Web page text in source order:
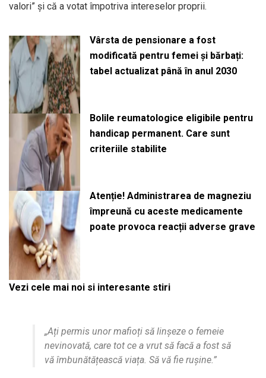
valori” și că a votat împotriva intereselor proprii.
Vârsta de pensionare a fost
modificată pentru femei și bărbați:
tabel actualizat până în anul 2030
Bolile reumatologice eligibile pentru
handicap permanent. Care sunt
criteriile stabilite
Atenție! Administrarea de magneziu
împreună cu aceste medicamente
poate provoca reacții adverse grave
Vezi cele mai noi si interesante stiri
„Ați permis unor mafioți să linșeze o femeie
nevinovată, care tot ce a vrut să facă a fost să
vă îmbunătățească viața. Să vă fie rușine.”